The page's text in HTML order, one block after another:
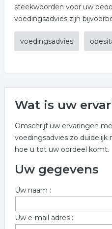
steekwoorden voor uw
voedingsadvies zijn
voedingsadvies
Wat is uw
Omschrijf uw ervaringen
voedingsadvies zo duidelijk
hoe u tot uw oordeel komt.
Uw gegevens
Uw naam :
Uw e-mail adres :